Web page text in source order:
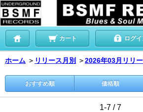
カート ログ
ホーム ＞ リリース月別 ＞2026年03月リリ
おすすめ順 価格順
1-7 / 7